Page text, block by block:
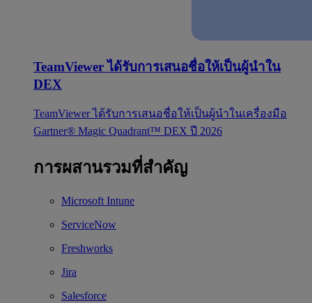
TeamViewer ได้รับการเสนอชื่อให้เป็นผู้นำใน
DEX
TeamViewer ได้รับการเสนอชื่อให้เป็นผู้นำในเครื่องมือ
Gartner® Magic Quadrant™ DEX ปี 2026
การผสานรวมที่สำคัญ
Microsoft Intune
ServiceNow
Freshworks
Jira
Salesforce